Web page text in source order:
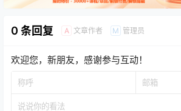
0 条回复 A 文章作者 M 管理员
欢迎您，新朋友，感谢参与互动！